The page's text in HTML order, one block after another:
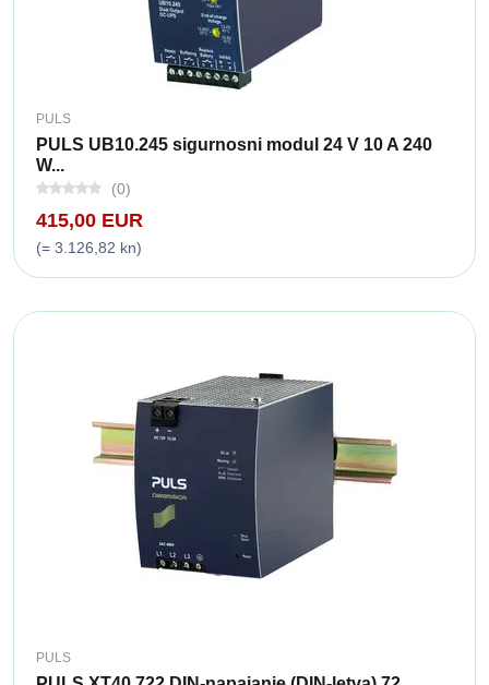
PULS
PULS UB10.245 sigurnosni modul 24 V 10 A 240
W...
(0)
415,00 EUR
(= 3.126,82 kn)
PULS